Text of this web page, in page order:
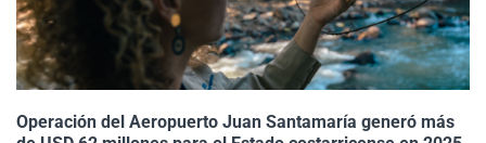
Operación del Aeropuerto Juan Santamaría generó más